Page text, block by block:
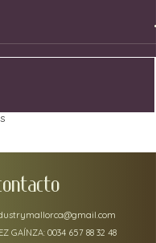
GAÍNZA: 0034 657 88 32 48